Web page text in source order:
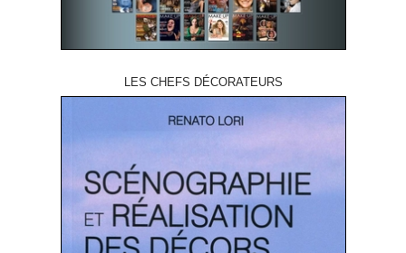
LES CHEFS DÉCORATEURS